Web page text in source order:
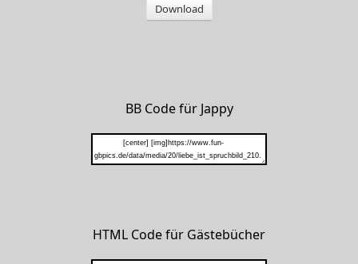
Download
BB Code für Jappy
HTML Code für Gästebücher